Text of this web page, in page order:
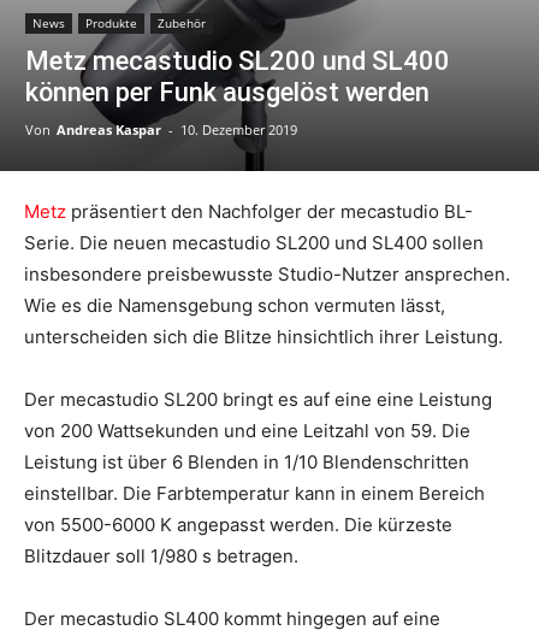
News Produkte Zubehör
Metz mecastudio SL200 und SL400
können per Funk ausgelöst werden
Von Andreas Kaspar - 10. Dezember 2019
Metz präsentiert den Nachfolger der mecastudio BL-
Serie. Die neuen mecastudio SL200 und SL400 sollen
insbesondere preisbewusste Studio-Nutzer ansprechen.
Wie es die Namensgebung schon vermuten lässt,
unterscheiden sich die Blitze hinsichtlich ihrer Leistung.
Der mecastudio SL200 bringt es auf eine eine Leistung
von 200 Wattsekunden und eine Leitzahl von 59. Die
Leistung ist über 6 Blenden in 1/10 Blendenschritten
einstellbar. Die Farbtemperatur kann in einem Bereich
von 5500-6000 K angepasst werden. Die kürzeste
Blitzdauer soll 1/980 s betragen.
Der mecastudio SL400 kommt hingegen auf eine